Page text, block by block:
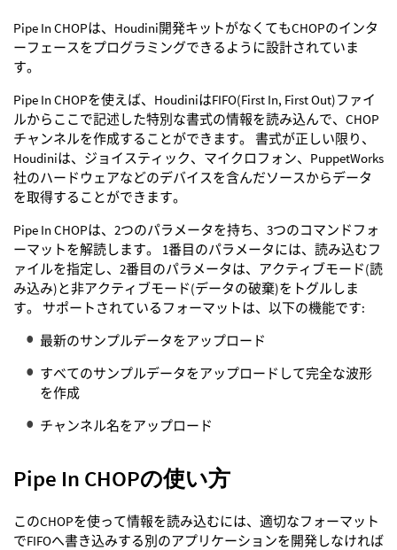
Pipe In CHOPは、Houdini開発キットがなくてもCHOPのインタ
ーフェースをプログラミングできるように設計されていま
す。
Pipe In CHOPを使えば、HoudiniはFIFO(First In, First Out)ファイ
ルからここで記述した特別な書式の情報を読み込んで、CHOP
チャンネルを作成することができます。 書式が正しい限り、
Houdiniは、ジョイスティック、マイクロフォン、PuppetWorks
社のハードウェアなどのデバイスを含んだソースからデータ
を取得することができます。
Pipe In CHOPは、2つのパラメータを持ち、3つのコマンドフォ
ーマットを解読します。 1番目のパラメータには、読み込むフ
ァイルを指定し、2番目のパラメータは、アクティブモード(読
み込み)と非アクティブモード(データの破棄)をトグルしま
す。 サポートされているフォーマットは、以下の機能です:
最新のサンプルデータをアップロード
すべてのサンプルデータをアップロードして完全な波形
を作成
チャンネル名をアップロード
Pipe In CHOPの使い方
このCHOPを使って情報を読み込むには、適切なフォーマット
でFIFOへ書き込みする別のアプリケーションを開発しなければ